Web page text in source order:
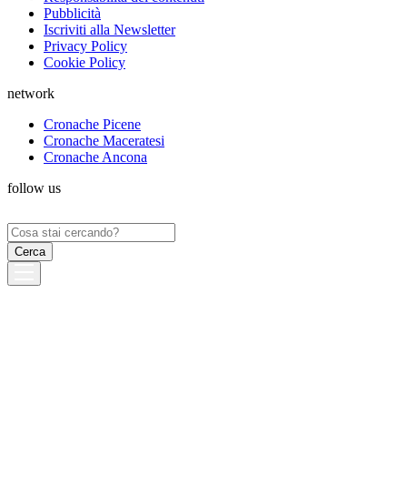
Pubblicità
Iscriviti alla Newsletter
Privacy Policy
Cookie Policy
network
Cronache Picene
Cronache Maceratesi
Cronache Ancona
follow us
Ricerca
per: